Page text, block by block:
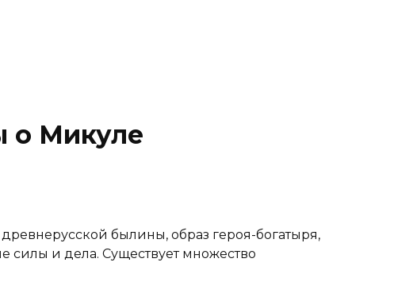
о Микуле
былины, образ героя-богатыря,
силы и дела. Существует множество